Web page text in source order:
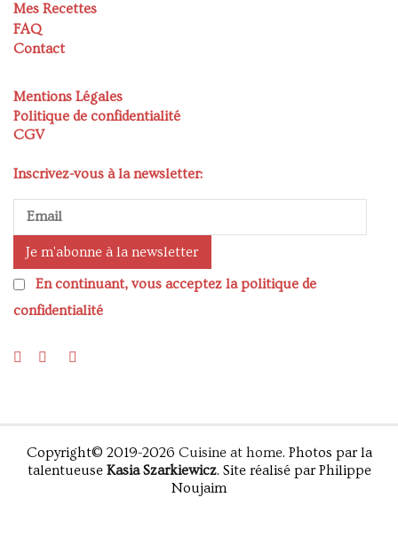
Mes Recettes
FAQ
Contact
Mentions Légales
Politique de confidentialité
CGV
Inscrivez-vous à la newsletter:
En continuant, vous acceptez la politique de
confidentialité
Copyright© 2019-2026 Cuisine at home. Photos par la
talentueuse Kasia Szarkiewicz. Site réalisé par Philippe
Noujaim